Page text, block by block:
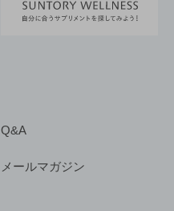
Q&A
メールマガジン